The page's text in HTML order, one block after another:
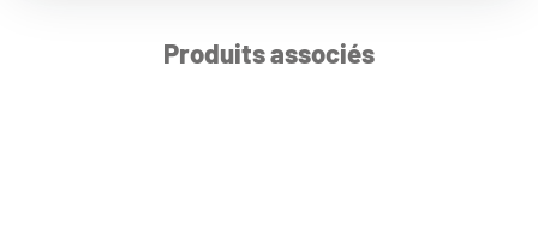
Produits associés